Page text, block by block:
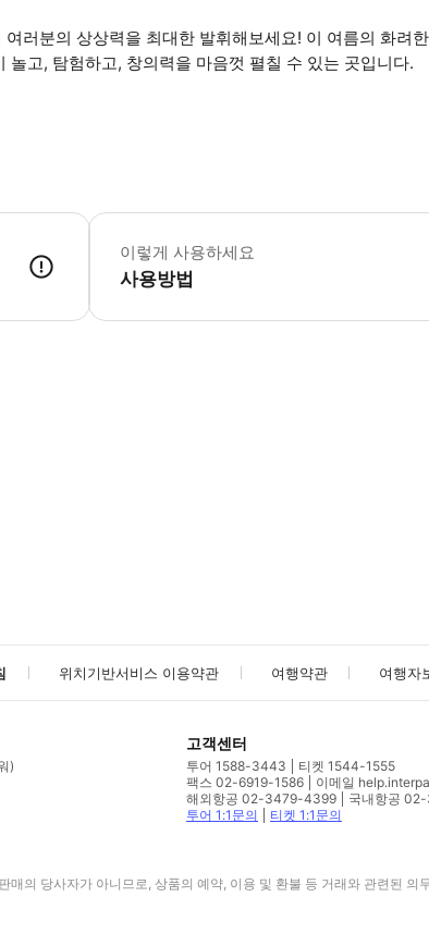
러분의 상상력을 최대한 발휘해보세요! 이 여름의 화려
고, 탐험하고, 창의력을 마음껏 펼칠 수 있는 곳입니다.
만 1~2세 또는 1세 미만의 어린이를 위한 티켓을 예
이렇게 사용하세요
사용방법
위치기반서비스 이용약관 여행약관 여행자
)
고객센터
투어 1588-3443
티켓 1544-1555
팩스 02-6919-1586
이메일
해외항공 02-3479-4399
국내항공
투어 1:1문의
티켓 1:1문의
매의 당사자가 아니므로, 상품의 예약, 이용 및 환불 등 거래와 관련된 의